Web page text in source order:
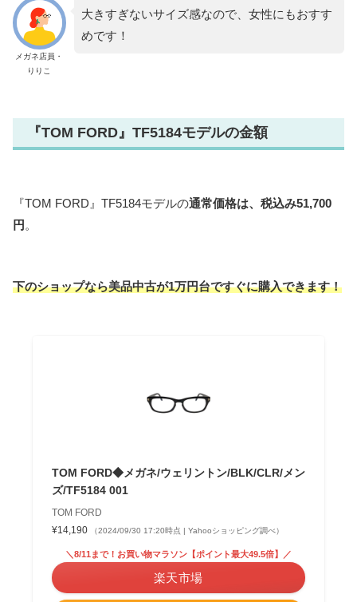
メガネ店員・
りりこ
大きすぎないサイズ感なので、女性にもおすす
めです！
『TOM FORD』TF5184モデルの金額
『TOM FORD』TF5184モデルの通常価格は、税込み51,700
円 。
下のショップなら美品中古が1万円台ですぐに購入できます！
TOM FORD◆メガネ/ウェリントン/BLK/CLR/メン
ズ/TF5184 001
TOM FORD
¥14,190
（2024/09/30 17:20時点 | Yahooショッピング調べ）
＼8/11まで！お買い物マラソン【ポイント最大49.5倍】／
楽天市場